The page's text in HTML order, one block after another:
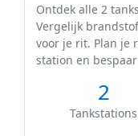
Ontdek alle 2
Vergelijk
voor je rit. Plan je
station en
2
Tankstations